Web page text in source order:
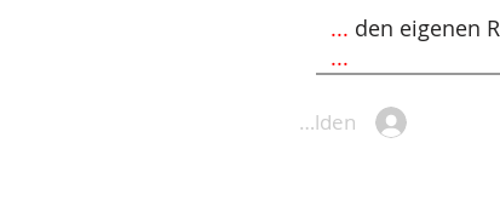
... den eigenen
...
Anmelden